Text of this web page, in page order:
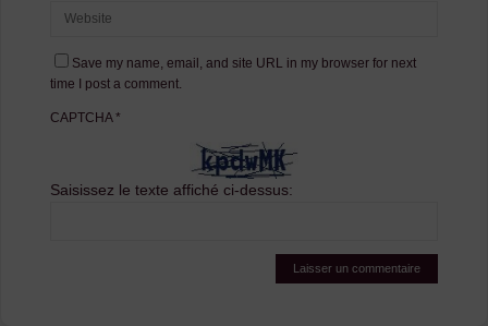
Save my name, email, and site URL in my browser for next
time I post a comment.
CAPTCHA*
Saisissez le texte affiché ci-dessus: